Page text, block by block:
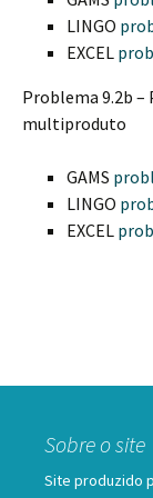
LINGO
EXCEL
Problema 9.2b
multiproduto
GAMS
LINGO
EXCEL
Sobre o site
Site produzido